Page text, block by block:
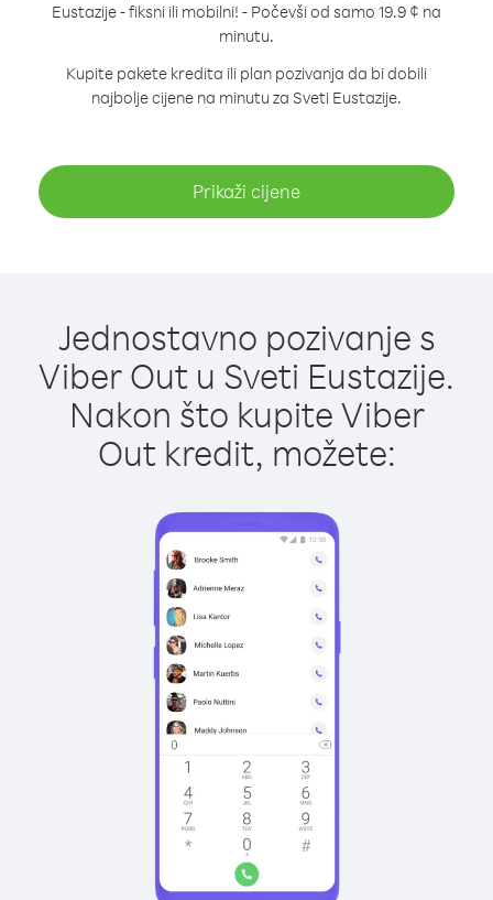
Eustazije - fiksni ili mobilni! - Počevši od samo 19.9 ¢ na
minutu.
Kupite pakete kredita ili plan pozivanja da bi dobili
najbolje cijene na minutu za Sveti Eustazije.
Prikaži cijene
Jednostavno pozivanje s
Viber Out u Sveti Eustazije.
Nakon što kupite Viber
Out kredit, možete: